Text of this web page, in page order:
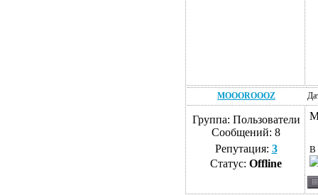
MOOOROOOZ
Группа: Пользователи
Сообщений: 8
Репутация: 3
Статус: Offline
В